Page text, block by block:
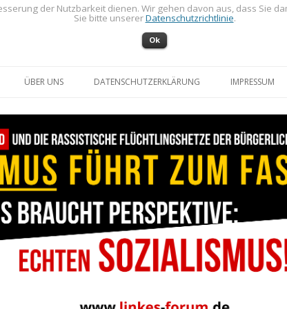
ÜBER UNS DATENSCHUTZERKLÄRUNG IMPRESSUM
der Nutzbarkeit dienen. Wir gehen davon aus, dass Sie
Sie bitte unsererDatenschutzrichtlinie.
Ok